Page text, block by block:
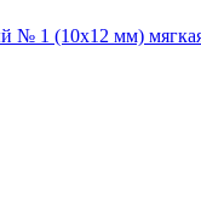
№ 1 (10x12 мм)